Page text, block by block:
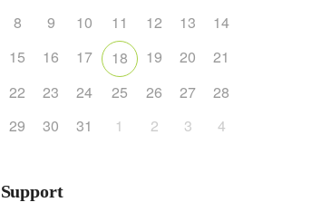
8
9 10 11 12 13
14
15
16 17 18 19 20
21
22
23 24 25 26 27
28
29
30 31 1 2 3 4
Support